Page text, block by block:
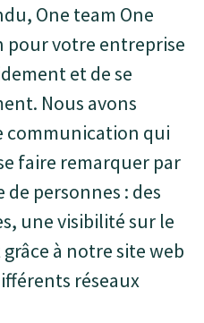
One team One
votre entreprise
et de se
Nous avons
communication qui
faire remarquer par
personnes : des
une visibilité sur le
à notre site web
réseaux